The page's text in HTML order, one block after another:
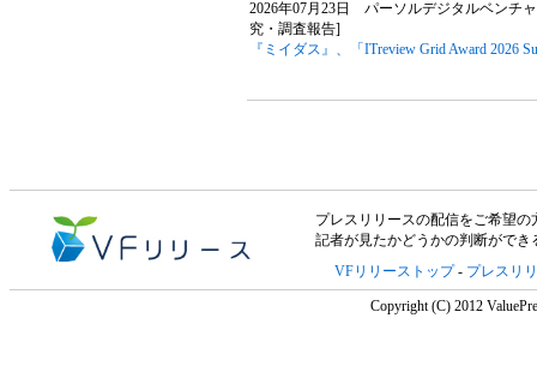
2026年07月23日 パーソルデジタルベンチ
究・調査報告]
『ミイダス』、「ITreview Grid Award 2026
プレスリリースの配信をご希望の
記者が見たかどうかの判断がで
VFリリーストップ- プレスリ
Copyright (C) 2012